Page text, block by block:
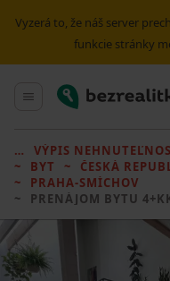
Vyzerá to, že náš server
funkcie stránky
Hlavné menu
Bezrealitky
VÝPIS
BYT
ČESKÁ
PRAHA-SMÍCHOV
PRENÁJOM BYTU 4+KK